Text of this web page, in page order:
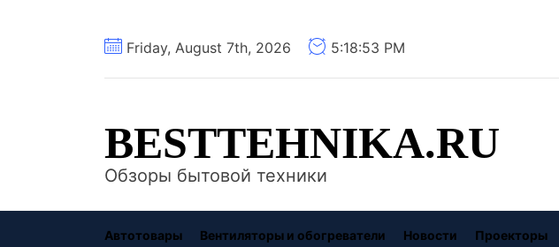
Friday, August 7th, 2026 5:18:54 PM
BESTTEHNIKA.RU
Обзоры бытовой техники
Автотовары Вентиляторы и обогреватели Новости Проекторы